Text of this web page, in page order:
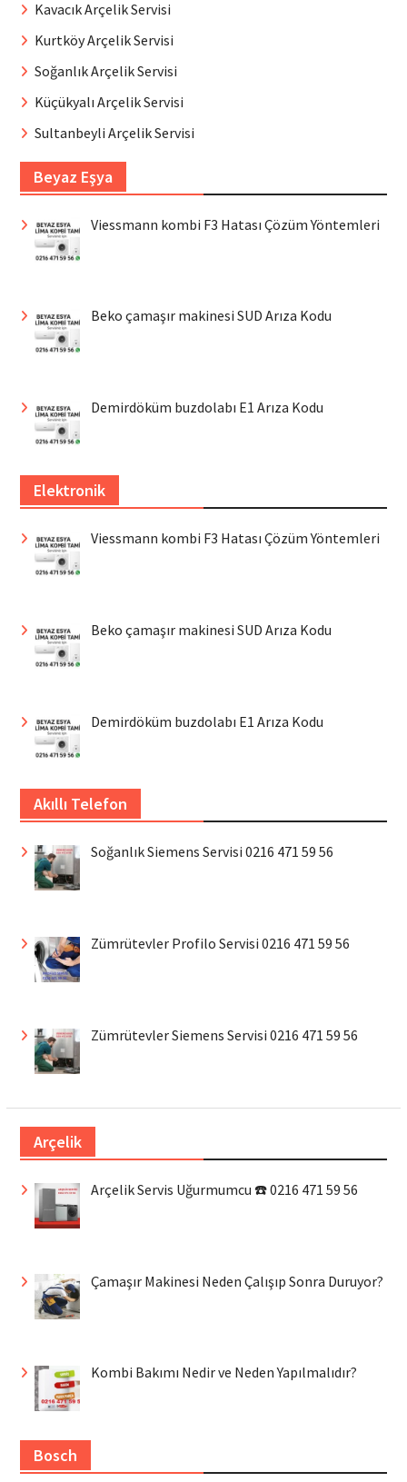
Kavacık Arçelik Servisi
Kurtköy Arçelik Servisi
Soğanlık Arçelik Servisi
Küçükyalı Arçelik Servisi
Sultanbeyli Arçelik Servisi
Beyaz Eşya
Viessmann kombi F3 Hatası Çözüm Yöntemleri
Beko çamaşır makinesi SUD Arıza Kodu
Demirdöküm buzdolabı E1 Arıza Kodu
Elektronik
Viessmann kombi F3 Hatası Çözüm Yöntemleri
Beko çamaşır makinesi SUD Arıza Kodu
Demirdöküm buzdolabı E1 Arıza Kodu
Akıllı Telefon
Soğanlık Siemens Servisi 0216 471 59 56
Zümrütevler Profilo Servisi 0216 471 59 56
Zümrütevler Siemens Servisi 0216 471 59 56
Arçelik
Arçelik Servis Uğurmumcu ☎️ 0216 471 59 56
Çamaşır Makinesi Neden Çalışıp Sonra Duruyor?
Kombi Bakımı Nedir ve Neden Yapılmalıdır?
Bosch